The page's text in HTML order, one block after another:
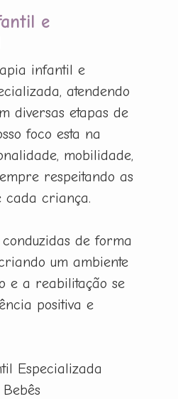
e
infantil e
atendendo
diversas etapas de
foco esta na
mobilidade,
respeitando as
cada criança.
conduzidas de forma
um ambiente
e a reabilitação se
positiva e
Especializada